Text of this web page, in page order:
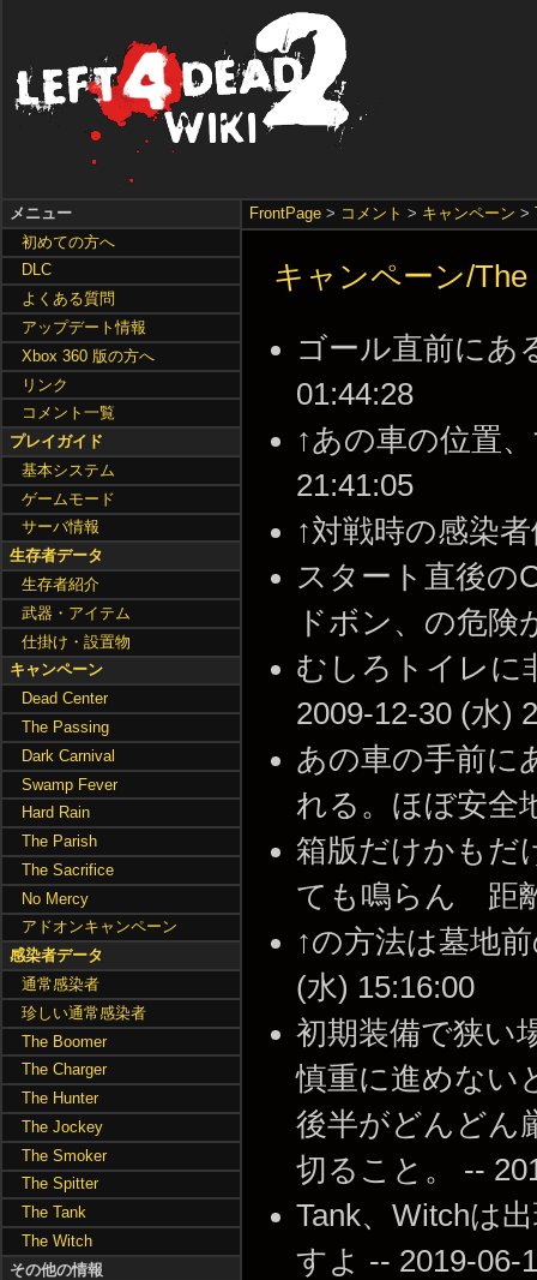
FrontPage > コメント > キャンペーン >
キャンペーン/The
ゴール直前にあ
01:44:28
↑あの車の位置
21:41:05
↑対戦時の感染
スタート直後の
ドボン、の危険
むしろトイレに
2009-12-30 (水)
あの車の手前に
れる。ほぼ安全
箱版だけかも
ても鳴らん 距
↑の方法は墓地
(水) 15:16:00
初期装備で狭い
慎重に進めない
後半がどんどん
切ること。 --
Tank、Witchは
すよ -- 2019-06-
メニュー
初めての方へ
DLC
よくある質問
アップデート情報
Xbox 360 版の方へ
リンク
コメント一覧
プレイガイド
基本システム
ゲームモード
サーバ情報
生存者データ
生存者紹介
武器・アイテム
仕掛け・設置物
キャンペーン
Dead Center
The Passing
Dark Carnival
Swamp Fever
Hard Rain
The Parish
The Sacrifice
No Mercy
アドオンキャンペーン
感染者データ
通常感染者
珍しい通常感染者
The Boomer
The Charger
The Hunter
The Jockey
The Smoker
The Spitter
The Tank
The Witch
その他の情報